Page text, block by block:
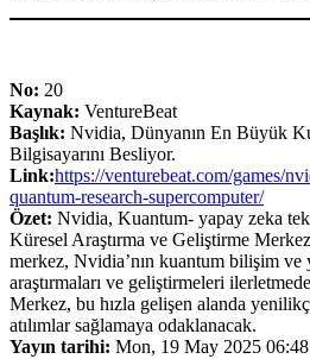
No: 20
Kaynak: VentureBeat
Başlık: Nvidia, Dünyanın En Büyük
Bilgisayarını Besliyor.
Link:https://venturebeat.com/games/
quantum-research-supercomputer/
Özet: Nvidia, Kuantum- yapay zeka
Küresel Araştırma ve Geliştirme
merkez, Nvidia’nın kuantum bilişim ve
araştırmaları ve geliştirmeleri
Merkez, bu hızla gelişen alanda
atılımlar sağlamaya odaklanacak.
Yayın tarihi: Mon, 19 May 2025